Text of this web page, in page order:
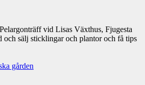
vid Lisas Växthus, Fjugesta
och sälj sticklingar och plantor och få tips
gården